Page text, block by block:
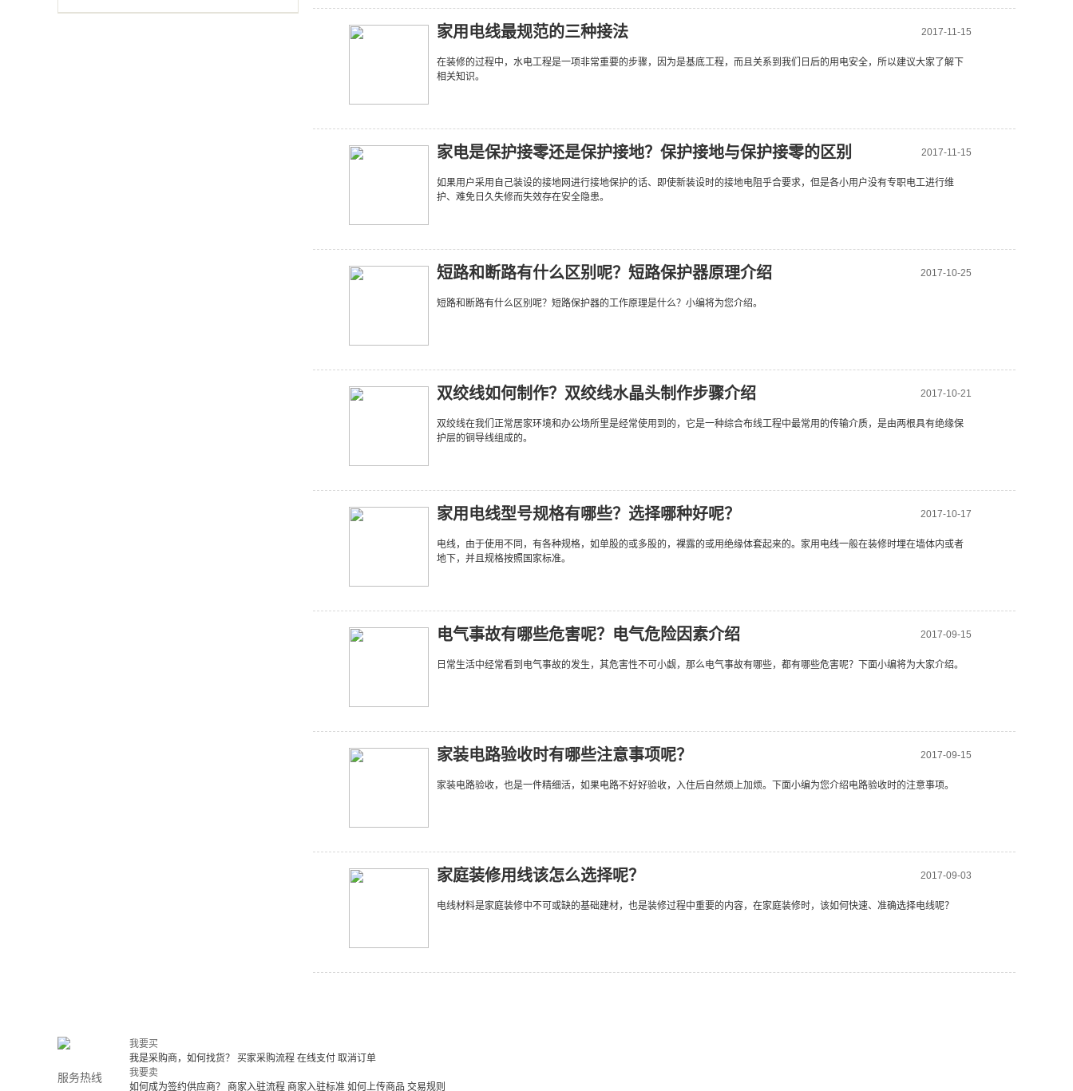
家用电线最规范的三种接法 2017-11-15
在装修的过程中，水电工程是一项非常重要的步骤，因为是基底工程，而且关系到我们日后的用电安全，所以建议大家了解下
相关知识。
家电是保护接零还是保护接地？保护接地与保护接零的区别 2017-11-15
如果用户采用自己装设的接地网进行接地保护的话、即使新装设时的接地电阻乎合要求，但是各小用户没有专职电工进行维
护、难免日久失修而失效存在安全隐患。
短路和断路有什么区别呢？短路保护器原理介绍 2017-10-25
短路和断路有什么区别呢？短路保护器的工作原理是什么？小编将为您介绍。
双绞线如何制作？双绞线水晶头制作步骤介绍 2017-10-21
双绞线在我们正常居家环境和办公场所里是经常使用到的，它是一种综合布线工程中最常用的传输介质，是由两根具有绝缘保
护层的铜导线组成的。
家用电线型号规格有哪些？选择哪种好呢？ 2017-10-17
电线，由于使用不同，有各种规格，如单股的或多股的，裸露的或用绝缘体套起来的。家用电线一般在装修时埋在墙体内或者
地下，并且规格按照国家标准。
电气事故有哪些危害呢？电气危险因素介绍 2017-09-15
日常生活中经常看到电气事故的发生，其危害性不可小觑，那么电气事故有哪些，都有哪些危害呢？下面小编将为大家介绍。
家装电路验收时有哪些注意事项呢？ 2017-09-15
家装电路验收，也是一件精细活，如果电路不好好验收，入住后自然烦上加烦。下面小编为您介绍电路验收时的注意事项。
家庭装修用线该怎么选择呢？ 2017-09-03
电线材料是家庭装修中不可或缺的基础建材，也是装修过程中重要的内容，在家庭装修时，该如何快速、准确选择电线呢？
服务热线
我要买
我是采购商，如何找货？
买家采购流程 在线支付 取消订单
我要卖
如何成为签约供应商？
商家入驻流程 商家入驻标准 如何上传商品 交易规则